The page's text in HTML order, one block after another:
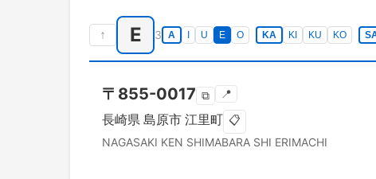
↑ E 3 A U E O KA KI KU KO
〒 855-0017 ⧉ 📍
長崎県 島原市 江里町 📋
NAGASAKI KEN SHIMABARA SHI ERIMACHI